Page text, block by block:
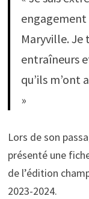
engagement
Maryville. Je
entraîneurs
qu’ils m’ont
»
Lors de son
présenté une
de l’édition
2023-2024.